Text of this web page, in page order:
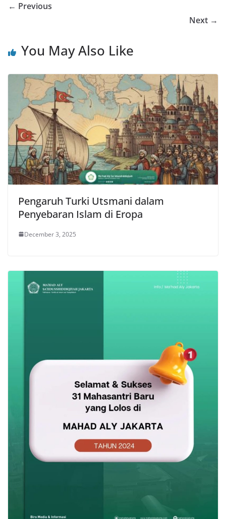
← Previous
Next →
You May Also Like
Pengaruh Turki Utsmani dalam
Penyebaran Islam di Eropa
December 3, 2025